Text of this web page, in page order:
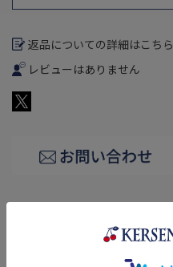
返品についての詳細はこちら
レビューはありません